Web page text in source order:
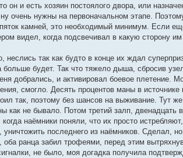
он и есть хозяин постоялого двора, или
очень нужны на первоначальном этапе.
камней, это необходимый минимум. Если
видел, когда подсвечивал в какую сторону
неслись так как будто в конце их ждал
больше будет. Так что тяжело дыша, сбросив
добрались, и активировал боевое
смогло. Десять процентов маны в
так, поэтому без шансов на выживание. Тут
как не бывало. Потом третий залп,
когда наёмники поняли, что их просто
последнего из наёмников. Сделал,
оба ранца забил трофеями, перед этим
не было, моя догадка получила